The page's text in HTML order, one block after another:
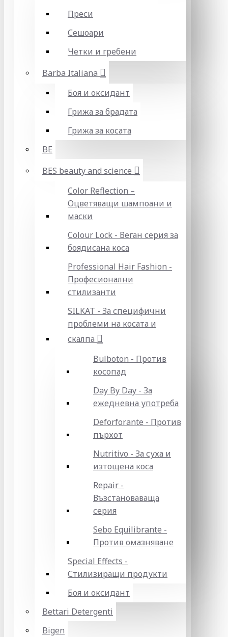
Преси
Сешоари
Четки и гребени
Barba Italiana
Боя и оксидант
Грижа за брадата
Грижа за косата
BE
BES beauty and science
Color Reflection –
Оцветяващи шампоани и
маски
Colour Lock - Веган серия за
боядисана коса
Professional Hair Fashion -
Професионални
стилизанти
SILKAT - За специфични
проблеми на косата и
скалпа
Bulboton - Против
косопад
Day By Day - За
ежедневна употреба
Deforforante - Против
пърхот
Nutritivo - За суха и
изтощена коса
Repair -
Възстановаваща
серия
Sebo Equilibrante -
Против омазняване
Special Effects -
Стилизиращи продукти
Боя и оксидант
Bettari Detergenti
Bigen